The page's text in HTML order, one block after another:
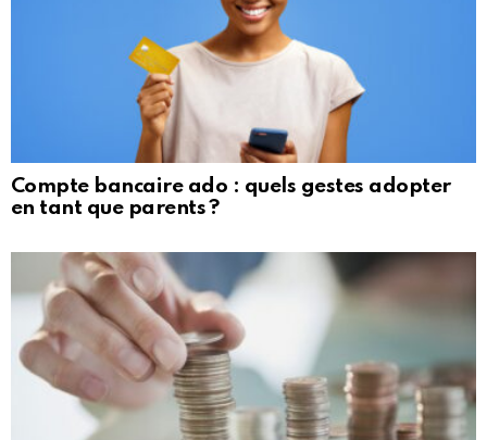
Compte bancaire ado : quels gestes adopter
en tant que parents ?